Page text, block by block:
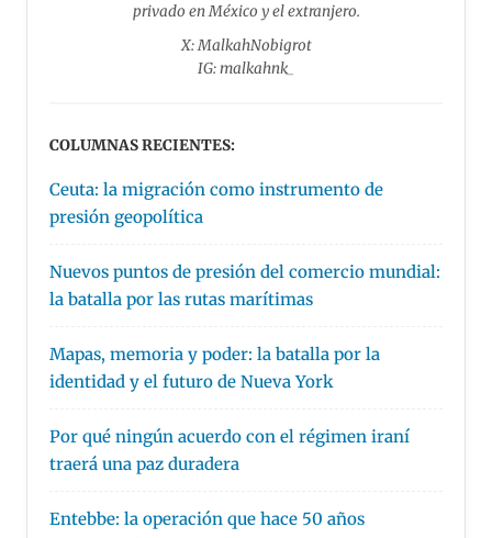
privado en México y el extranjero.
X: MalkahNobigrot
IG: malkahnk_
COLUMNAS RECIENTES:
Ceuta: la migración como instrumento de
presión geopolítica
Nuevos puntos de presión del comercio mundial:
la batalla por las rutas marítimas
Mapas, memoria y poder: la batalla por la
identidad y el futuro de Nueva York
Por qué ningún acuerdo con el régimen iraní
traerá una paz duradera
Entebbe: la operación que hace 50 años